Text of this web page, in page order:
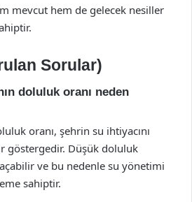
mevcut hem de gelecek nesiller
Sorular)
doluluk oranı neden
oranı, şehrin su ihtiyacını
göstergedir. Düşük doluluk
ve bu nedenle su yönetimi
sahiptir.